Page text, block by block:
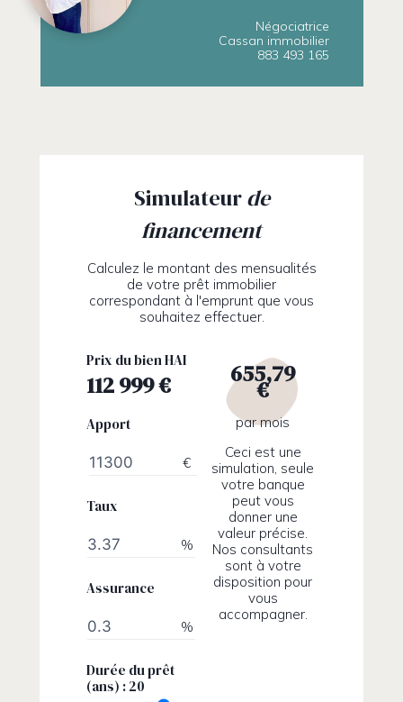
Négociatrice
Cassan immobilier
883 493 165
Simulateurde
financement
Calculez le montant des mensualités
de votre prêt immobilier
correspondant à l'emprunt que vous
souhaitez effectuer.
Prix du bien HAI
Apport
€
Taux
%
Assurance
%
Durée du prêt
(ans) :20
655,79
€
par mois
Ceci est une
simulation, seule
votre banque
peut vous
donner une
valeur précise.
Nos consultants
sont à votre
disposition pour
vous
accompagner.